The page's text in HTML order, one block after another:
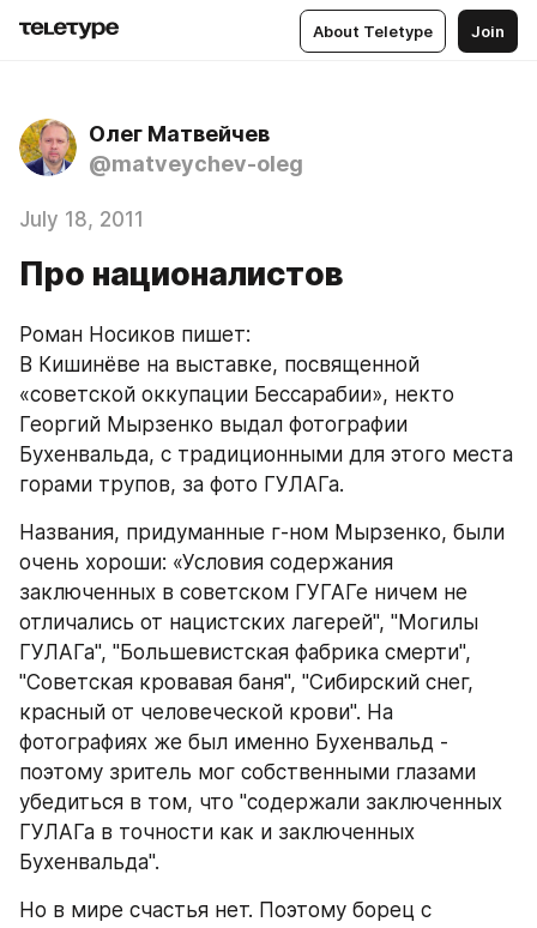
About Teletype Join
Олег Матвейчев
@matveychev-oleg
July 18, 2011
Про националистов
Роман Носиков пишет:
В Кишинёве на выставке, посвященной
«советской оккупации Бессарабии», некто
Георгий Мырзенко выдал фотографии
Бухенвальда, с традиционными для этого места
горами трупов, за фото ГУЛАГа.
Названия, придуманные г-ном Мырзенко, были
очень хороши: «Условия содержания
заключенных в советском ГУГАГе ничем не
отличались от нацистских лагерей", "Могилы
ГУЛАГа", "Большевистская фабрика смерти",
"Советская кровавая баня", "Сибирский снег,
красный от человеческой крови". На
фотографиях же был именно Бухенвальд -
поэтому зритель мог собственными глазами
убедиться в том, что "содержали заключенных
ГУЛАГа в точности как и заключенных
Бухенвальда".
Но в мире счастья нет. Поэтому борец с